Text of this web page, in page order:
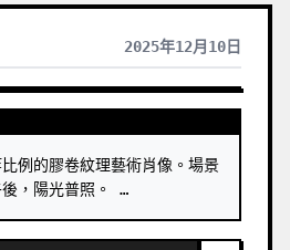
2025年12月10日
例的膠卷紋理藝術肖像。場景
，陽光普照。 …